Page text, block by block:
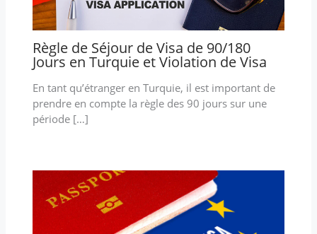
Règle de Séjour de Visa de 90/180
Jours en Turquie et Violation de Visa
En tant qu’étranger en Turquie, il est important de
prendre en compte la règle des 90 jours sur une
période […]